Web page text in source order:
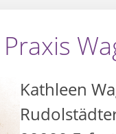
Kathleen